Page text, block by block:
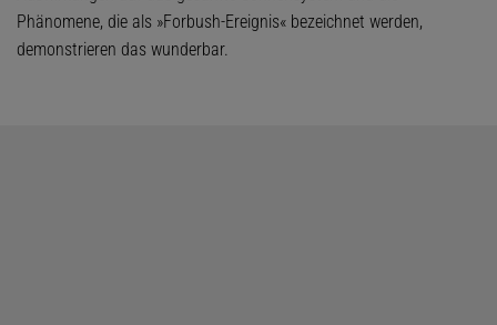
Phänomene, die als »Forbush-Ereignis« bezeichnet werden,
demonstrieren das wunderbar.